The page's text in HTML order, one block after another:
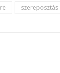
szereposztás